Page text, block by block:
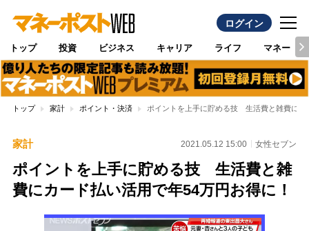
ログイン
トップ 投資 ビジネス キャリア ライフ マネー
トップ 家計 ポイント・決済 ポイントを上手に貯める技 生活費と雑費にカ
家計 2021.05.12 15:00 女性セブン
ポイントを上手に貯める技 生活費と雑
費にカード払い活用で年54万円お得に！